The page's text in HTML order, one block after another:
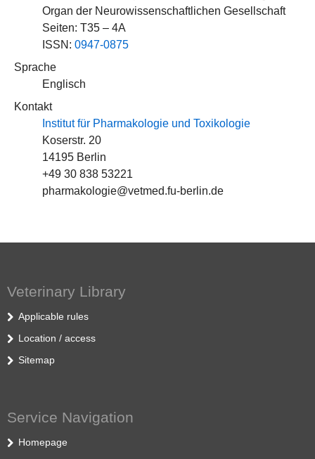
Organ der Neurowissenschaftlichen Gesellschaft
Seiten: T35 – 4A
ISSN: 0947-0875
Sprache
Englisch
Kontakt
Institut für Pharmakologie und Toxikologie
Koserstr. 20
14195 Berlin
+49 30 838 53221
pharmakologie@vetmed.fu-berlin.de
Veterinary Library
Applicable rules
Location / access
Sitemap
Service Navigation
Homepage